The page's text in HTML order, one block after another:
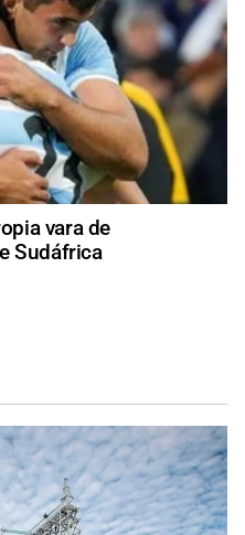
vara de
Sudáfrica